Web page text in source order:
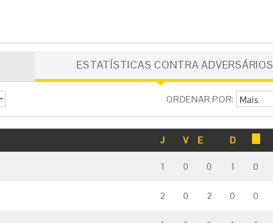
ESTATÍSTICAS CONTRA ADVERSÁRIOS
ORDENAR POR:
Mais
J V E D
1 0 0 1 0
2 0 2 0 0